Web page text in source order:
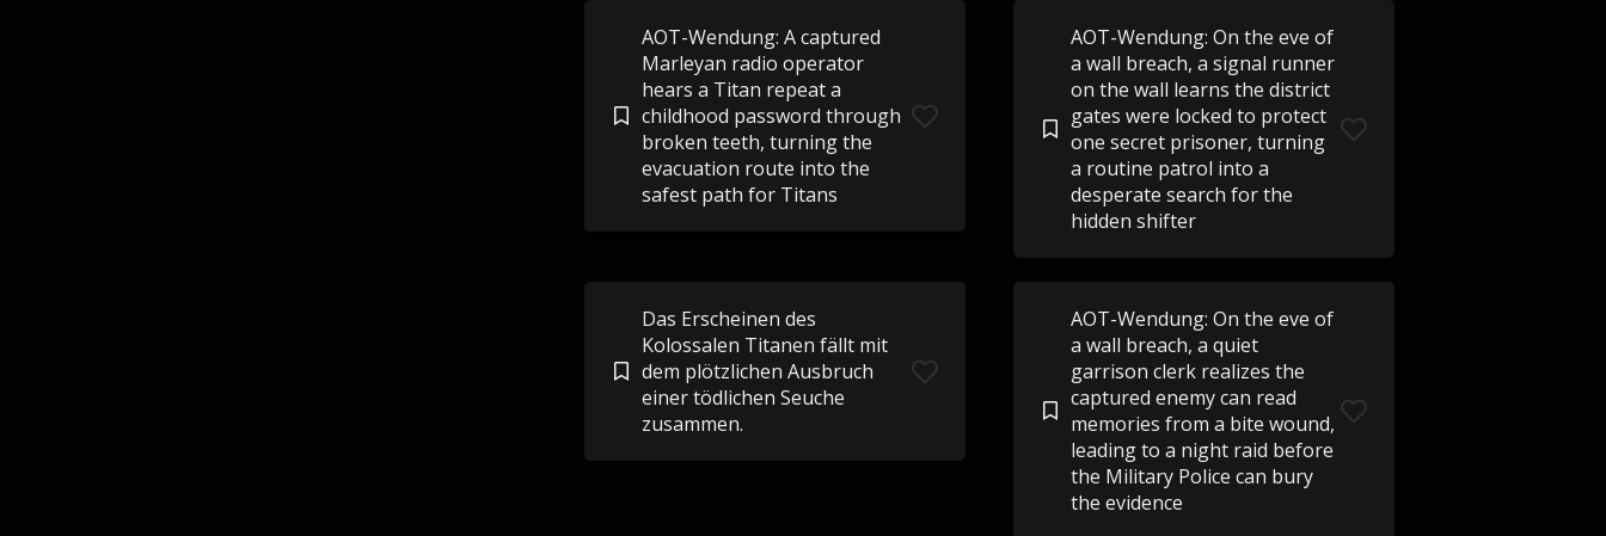
AOT-Wendung: A captured
Marleyan radio operator
hears a Titan repeat a
childhood password through
broken teeth, turning the
evacuation route into the
safest path for Titans
AOT-Wendung: On the eve of
a wall breach, a signal runner
on the wall learns the district
gates were locked to protect
one secret prisoner, turning
a routine patrol into a
desperate search for the
hidden shifter
Das Erscheinen des
Kolossalen Titanen fällt mit
dem plötzlichen Ausbruch
einer tödlichen Seuche
zusammen.
AOT-Wendung: On the eve of
a wall breach, a quiet
garrison clerk realizes the
captured enemy can read
memories from a bite wound,
leading to a night raid before
the Military Police can bury
the evidence